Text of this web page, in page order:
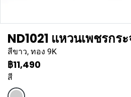
ND1021 แหวนเพชรกร
สีขาว, ทอง 9K
฿11,490
สี